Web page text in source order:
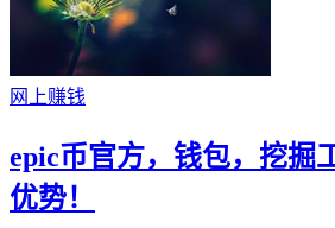
网上赚钱
epic币官方，钱包，挖掘
优势！